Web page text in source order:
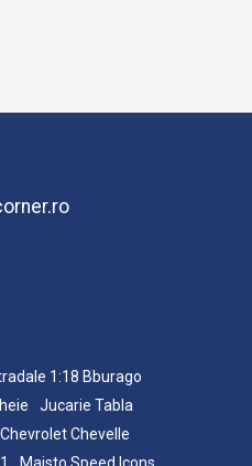
1:18 Bburago
Jucarie Tabla
Chevelle